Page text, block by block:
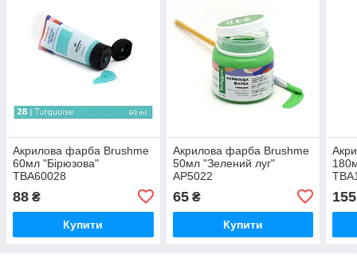
Акрилова фарба Brushme
60мл "Бірюзова"
TBA60028
88 ₴
Купити
Акрилова фарба Brushme
50мл "Зелений луг"
AP5022
65₴
Купити
155